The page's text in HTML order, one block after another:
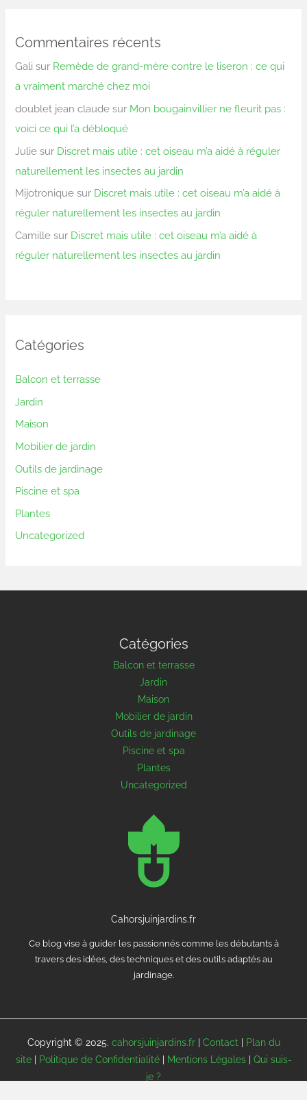
Commentaires récents
Gali sur Remède de grand-mère contre le liseron : ce qui
a vraiment marché chez moi
doublet jean claude sur Mon bougainvillier ne fleurit pas :
voici ce qui l’a débloqué
Julie sur Discret mais utile : cet oiseau m’a aidé à réguler
naturellement les insectes au jardin
Mijotronique sur Discret mais utile : cet oiseau m’a aidé à
réguler naturellement les insectes au jardin
Camille sur Discret mais utile : cet oiseau m’a aidé à
réguler naturellement les insectes au jardin
Catégories
Balcon et terrasse
Jardin
Maison
Mobilier de jardin
Outils de jardinage
Piscine et spa
Plantes
Uncategorized
Catégories
Balcon et terrasse
Jardin
Maison
Mobilier de jardin
Outils de jardinage
Piscine et spa
Plantes
Uncategorized
Cahorsjuinjardins.fr
Ce blog vise à guider les passionnés comme les débutants à
travers des idées, des techniques et des outils adaptés au
jardinage.
Copyright © 2025. cahorsjuinjardins.fr| Contact
Plan du
site| Politique de Confidentialité| Mentions Légales| Qui suis-
je ?